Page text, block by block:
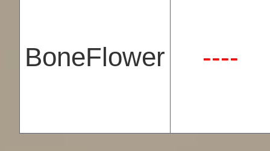
BoneFlower ----